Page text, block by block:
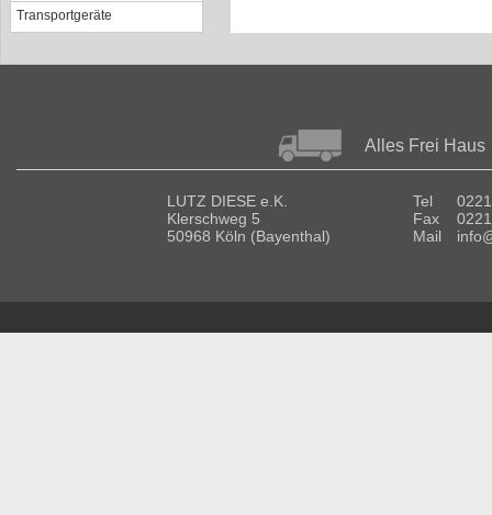
Transportgeräte
Alles Frei Haus
LUTZ DIESE e.K.
Klerschweg 5
50968 Köln (Bayenthal)
Tel
Fax
Mail